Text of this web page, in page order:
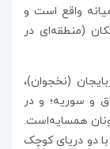
واقع است و
(منطقه‌ای در
(نخجوان)،
و سوریه؛ و در
همسایه‌است.
با دو دریای کوچک